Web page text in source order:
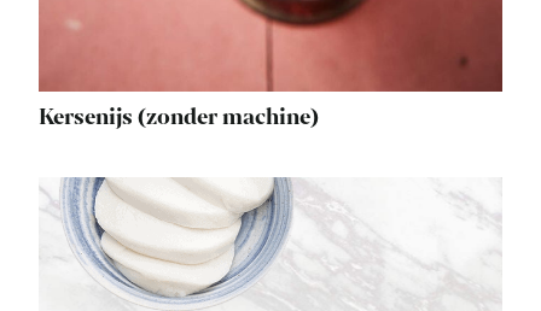
Kersenijs (zonder machine)